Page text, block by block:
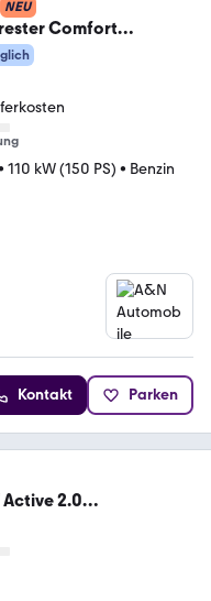
NEU
Comfort
110 kW (150 PS) • Benzin
Kontakt Parken
Active 2.0
Stz.Heizung/71TK